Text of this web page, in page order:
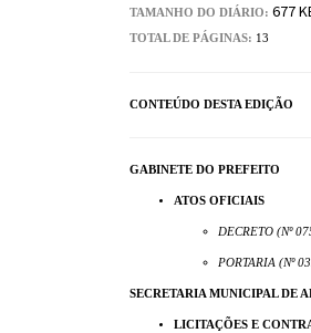
TAMANHO DO DIÁRIO: 677
TOTAL DE PÁGINAS: 13
CONTEÚDO DESTA EDIÇÃO
GABINETE DO PREFEITO
ATOS OFICIAIS
DECRETO (Nº
PORTARIA (Nº
SECRETARIA MUNICIPAL DE
LICITAÇÕES E